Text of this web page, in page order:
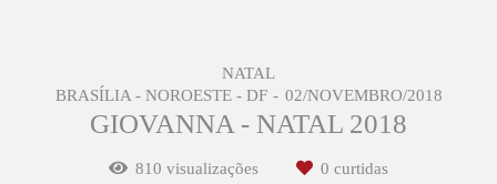
NATAL
BRASÍLIA - NOROESTE - DF
02/NOVEMBRO/2018
GIOVANNA - NATAL 2018
810 visualizações 0 curtidas